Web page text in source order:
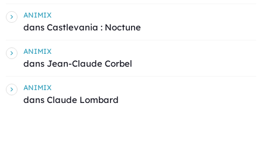
ANIMIX
dans Castlevania : Noctune
ANIMIX
dans Jean-Claude Corbel
ANIMIX
dans Claude Lombard